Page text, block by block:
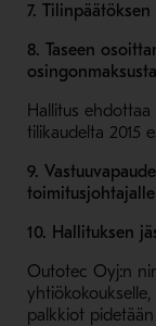
7.
8. Taseen
Hallitus
tilikaudelta 2015
9.
toimitusjohtajalle
10. Hallituksen
Outotec Oyj:n
palkkiot